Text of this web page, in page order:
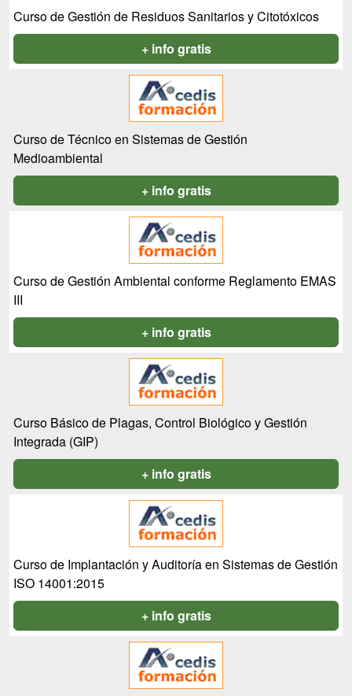
Curso de Gestión de Residuos Sanitarios y Citotóxicos
+ info gratis
Curso de Técnico en Sistemas de Gestión
Medioambiental
+ info gratis
Curso de Gestión Ambiental conforme Reglamento EMAS
III
+ info gratis
Curso Básico de Plagas, Control Biológico y Gestión
Integrada (GIP)
+ info gratis
Curso de Implantación y Auditoría en Sistemas de Gestión
ISO 14001:2015
+ info gratis